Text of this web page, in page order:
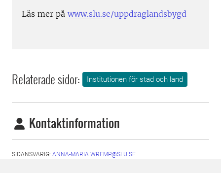
Läs mer på www.slu.se/uppdraglandsbygd
Relaterade sidor: Institutionen för stad och land
Kontaktinformation
SIDANSVARIG: ANNA-MARIA.WREMP@SLU.SE